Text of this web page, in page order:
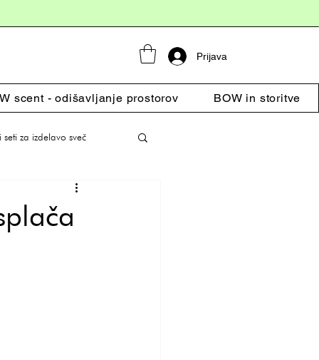
Prijava
scent - odišavljanje prostorov BOW in storitve
seti za izdelavo sveč